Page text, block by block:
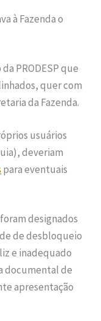
à Fazenda o
PRODESP que
quer com
da Fazenda.
usuários
deveriam
para eventuais
designados
de desbloqueio
e inadequado
documental de
apresentação